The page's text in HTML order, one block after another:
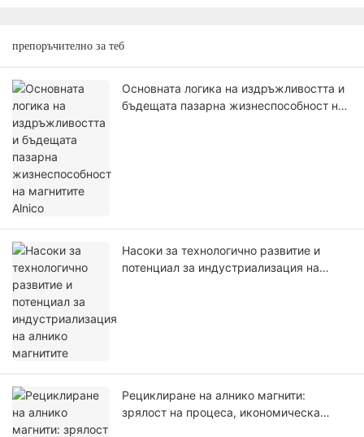
препоръчително за теб
Основната логика на издръжливостта и
бъдещата пазарна жизнеспособност на
Насоки за технологично развитие и
потенциал за индустриализация на
Рециклиране на алнико магнити:
зрялост на процеса, икономическа